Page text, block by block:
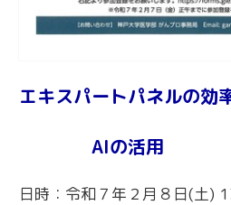
エキスパートパネルの効
AIの活用
日時：令和７年２月８日(土)